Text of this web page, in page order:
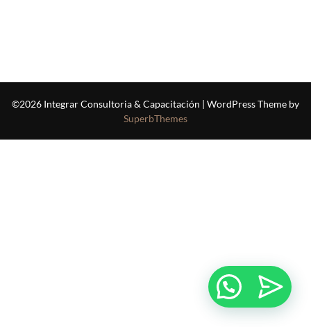
©2026 Integrar Consultoria & Capacitación | WordPress Theme by
SuperbThemes